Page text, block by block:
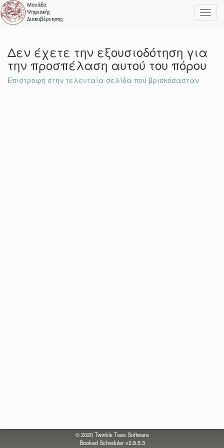
Δεν έχετε την εξουσιοδότηση για
την προσπέλαση αυτού του πόρου
Επιστροφή στην τελευταία σελίδα που βρισκόσασταν
© 2020Twinkle Toes Software
Booked Scheduler v2.8.5.3